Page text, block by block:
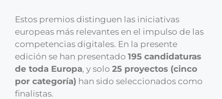
Estos premios distinguen las iniciativas
europeas más relevantes en el impulso de las
competencias digitales. En la presente
edición se han presentado 195 candidaturas
de toda Europa, y solo 25 proyectos (cinco
por categoría) han sido seleccionados como
finalistas.